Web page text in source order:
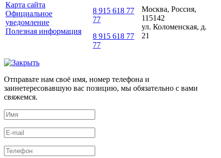
Карта сайта
Официальное
уведомление
Полезная информация
8 915 618 77
77
8 915 618 77
77
Москва, Россия,
115142
ул. Коломенская, д.
21
Отправьте нам своё имя, номер телефона и
заинетересовавшую вас позицию, мы обязательно с вами
свяжемся.